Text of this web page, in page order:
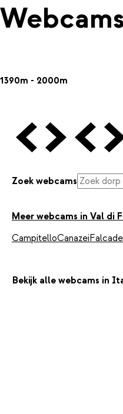
1390m - 2000m
Vorige Webcam
Volgende Webcam
Vorige
Zoek webcams
Meer webcams in Val di
CampitelloCanazeiFalcade
Bekijk alle webcams in